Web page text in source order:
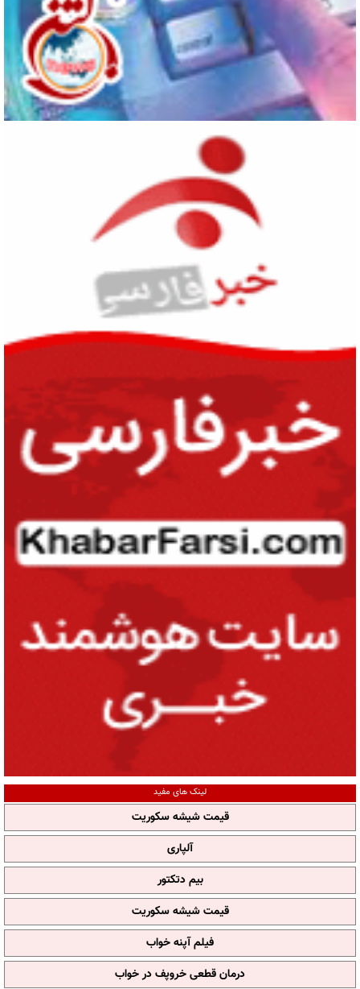
لینک های مفید
قیمت شیشه سکوریت
آلپاری
بیم دتکتور
قیمت شیشه سکوریت
فیلم آپنه خواب
درمان قطعی خروپف در خواب